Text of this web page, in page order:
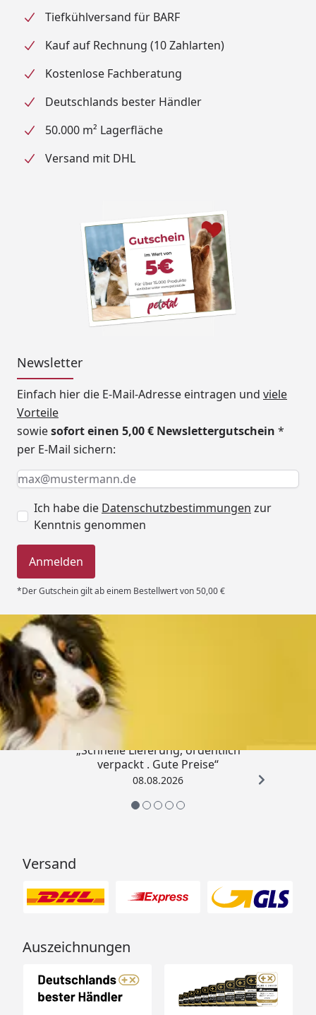
Tiefkühlversand für BARF
Kauf auf Rechnung (10 Zahlarten)
Kostenlose Fachberatung
Deutschlands bester Händler
50.000 m² Lagerfläche
Versand mit DHL
Newsletter
Einfach hier die E-Mail-Adresse eintragen und viele
Vorteile
sowiesofort einen 5,00 € Newslettergutschein *
per E-Mail sichern:
Keine Eingabe erforderlich
Eingabe erforderlich
E-Mail *
Ich habe die Datenschutzbestimmungen zur
Kenntnis genommen
Anmelden
*Der Gutschein gilt ab einem Bestellwert von 50,00 €
Trusted Shops
„Schnelle Lieferung, ordentlich
verpackt . Gute Preise“
08.08.2026
Versand
Auszeichnungen